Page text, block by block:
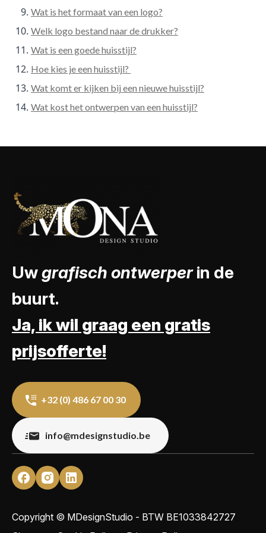
Wat is het formaat van een logo?
Welk logo bestand naar de drukker?
Wat is een goede huisstijl?
Hoe kies je een huisstijl?
Wat komt er kijken bij een nieuwe huisstijl?
Wat kost het ontwerpen van een huisstijl?
Uwgrafisch ontwerperin de
buurt.
Ja, ik wil graag een gratis
prijsofferte!
+32 (0) 486 67 00 30
info@mdesignstudio.be
Copyright © MDesignStudio - BTW BE1033842727